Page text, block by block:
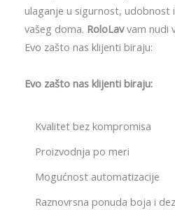
ulaganje u sigurnost, udobnost
vašeg doma. RoloLavvam nudi
Evo zašto nas klijenti biraju:
Evo zašto nas klijenti biraju:
Kvalitet bez kompromisa
Proizvodnja po meri
Mogućnost automatizacije
Raznovrsna ponuda boja i